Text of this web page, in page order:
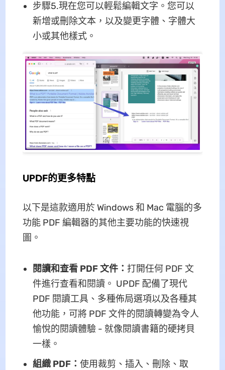
步驟5.現在您可以輕鬆編輯文字。您可以
新增或刪除文本，以及變更字體、字體大
小或其他樣式。
UPDF的更多特點
以下是這款適用於 Windows 和 Mac 電腦的多
功能 PDF 編輯器的其他主要功能的快速視
圖。
閱讀和查看 PDF 文件： 打開任何 PDF 文
件進行查看和閱讀。 UPDF 配備了現代
PDF 閱讀工具、多種佈局選項以及各種其
他功能，可將 PDF 文件的閱讀轉變為令人
愉悅的閱讀體驗 - 就像閱讀書籍的硬拷貝
一樣。
組織 PDF： 使用裁剪、插入、刪除、取